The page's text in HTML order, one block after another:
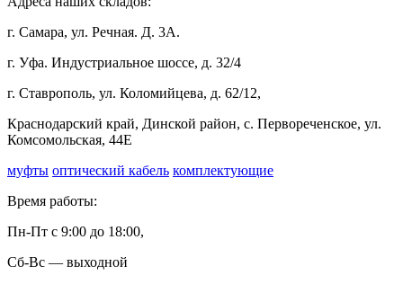
г. Самара, ул. Речная. Д. 3А.
г. Уфа. Индустриальное шоссе, д. 32/4
г. Ставрополь, ул. Коломийцева, д. 62/12,
Краснодарский край, Динской район, с. Первореченское, ул.
Комсомольская, 44Е
муфты оптический кабель комплектующие
Время работы:
Пн-Пт с 9:00 до 18:00,
Сб-Вс — выходной